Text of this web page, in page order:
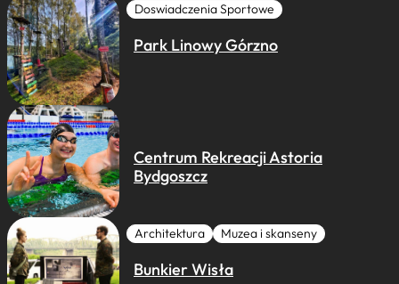
Doswiadczenia Sportowe
Park Linowy Górzno
Centrum Rekreacji Astoria
Bydgoszcz
Architektura Muzea i skanseny
Bunkier Wisła